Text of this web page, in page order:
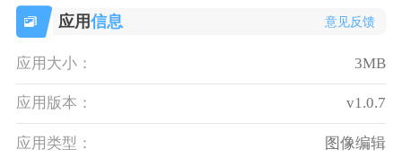
应用信息 意见反馈
应用大小： 3MB
应用版本： v1.0.7
应用类型： 图像编辑